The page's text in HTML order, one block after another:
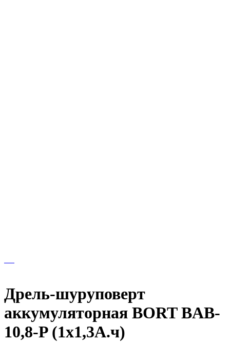
Дрель-шуруповерт
аккумуляторная BORT BAB-
10,8-P (1x1,3А.ч)